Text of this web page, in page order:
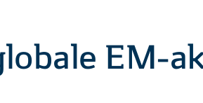
EM-